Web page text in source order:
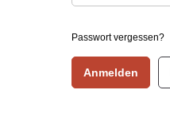
Passwort vergessen?
Anmelden